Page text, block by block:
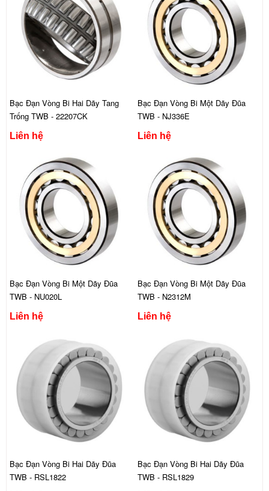
Bạc Đạn Vòng Bi Hai Dãy Tang
Trống TWB - 22207CK
Liên hệ
Bạc Đạn Vòng Bi Một Dãy Đũa
TWB - NJ336E
Liên hệ
Bạc Đạn Vòng Bi Một Dãy Đũa
TWB - NU020L
Liên hệ
Bạc Đạn Vòng Bi Một Dãy Đũa
TWB - N2312M
Liên hệ
Bạc Đạn Vòng Bi Hai Dãy Đũa
TWB - RSL1822
Bạc Đạn Vòng Bi Hai Dãy Đũa
TWB - RSL1829